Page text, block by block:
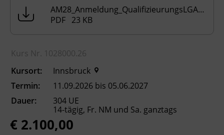
Kinderbetreuungseinrichtung befinden,
empfehlen wir Ihnen, ein
elementaren Bildungseinrichtung zu
Ausbildung und des Ausbildungspraktikums
mit dem Arbeitsalltag und den Aufgaben
vertraut zu machen.
Bitte senden Sie die erforderlichen
Dokumente an
AM28_Anmeldung_QualifizieurungsLGAssistenzkrafte_Rev03.pdf
PDF 23 KB
Kurs Nr. 1028000.26
Kursort:
Innsbruck
Termin:
11.09.2026 bis 05.06.2027
Dauer:
304 UE
14-tägig, Fr. NM und Sa. ganztags
€ 2.100,00